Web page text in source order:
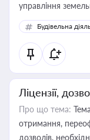
управління
Будівельна
Ліцензії,
Про що тема:
отримання,
дозволів,